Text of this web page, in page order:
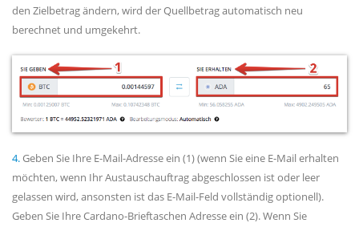
den Zielbetrag ändern, wird der Quellbetrag automatisch neu
berechnet und umgekehrt.
4.Geben Sie Ihre E-Mail-Adresse ein (1) (wenn Sie eine E-Mail erhalten
möchten, wenn Ihr Austauschauftrag abgeschlossen ist oder leer
gelassen wird, ansonsten ist das E-Mail-Feld vollständig optionell).
Geben Sie Ihre Cardano-Brieftaschen Adresse ein (2). Wenn Sie